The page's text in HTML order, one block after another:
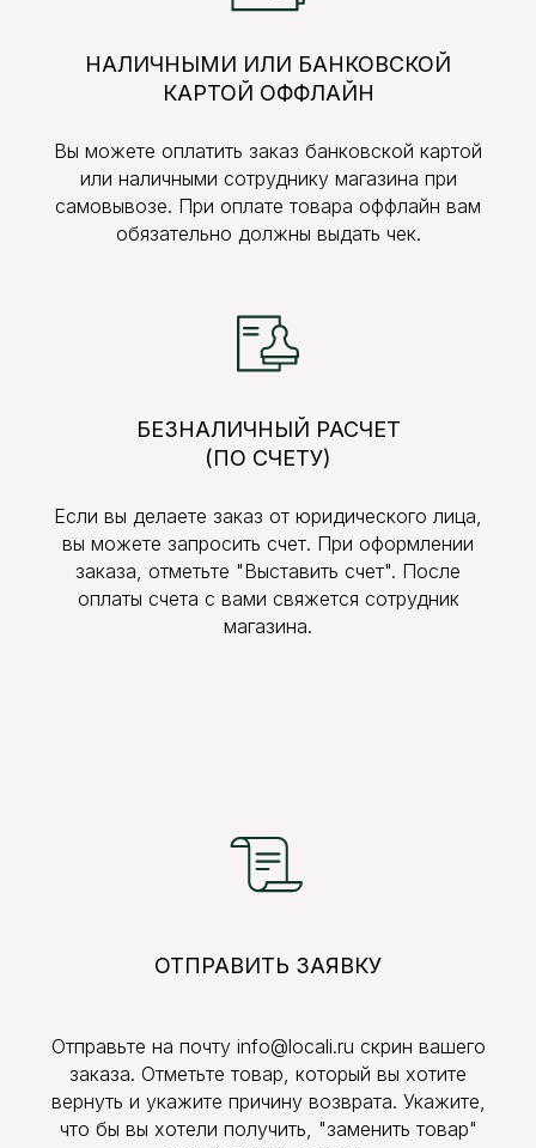
НАЛИЧНЫМИ ИЛИ БАНКОВСКОЙ
КАРТОЙ ОФФЛАЙН
Вы можете оплатить заказ банковской картой
или наличными сотруднику магазина при
самовывозе. При оплате товара оффлайн вам
обязательно должны выдать чек.
БЕЗНАЛИЧНЫЙ РАСЧЕТ
(ПО СЧЕТУ)
Если вы делаете заказ от юридического лица,
вы можете запросить счет. При оформлении
заказа, отметьте "Выставить счет". После
оплаты счета с вами свяжется сотрудник
магазина.
ОТПРАВИТЬ ЗАЯВКУ
Отправьте на почту info@locali.ru скрин вашего
заказа. Отметьте товар, который вы хотите
вернуть и укажите причину возврата. Укажите,
что бы вы хотели получить, "заменить товар"